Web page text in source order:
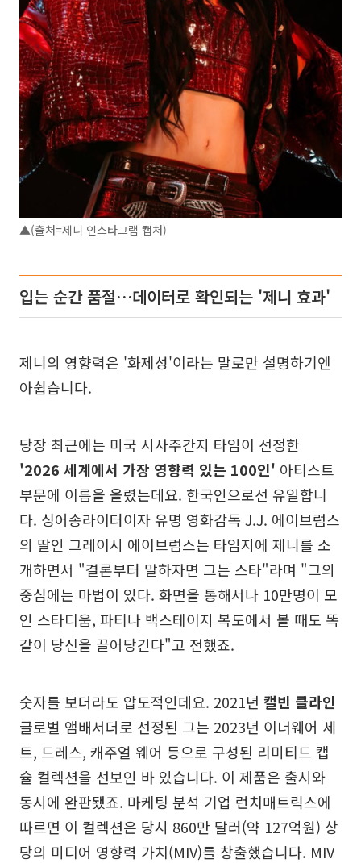
▲(출처=제니 인스타그램 캡처)
입는 순간 품절…데이터로 확인되는 '제니 효과'
제니의 영향력은 '화제성'이라는 말로만 설명하기엔
아쉽습니다.
당장 최근에는 미국 시사주간지 타임이 선정한
'2026 세계에서 가장 영향력 있는 100인' 아티스트
부문에 이름을 올렸는데요. 한국인으로선 유일합니
다. 싱어송라이터이자 유명 영화감독 J.J. 에이브럼스
의 딸인 그레이시 에이브럼스는 타임지에 제니를 소
개하면서 "결론부터 말하자면 그는 스타"라며 "그의
중심에는 마법이 있다. 화면을 통해서나 10만명이 모
인 스타디움, 파티나 백스테이지 복도에서 볼 때도 똑
같이 당신을 끌어당긴다"고 전했죠.
숫자를 보더라도 압도적인데요. 2021년 캘빈 클라인
글로벌 앰배서더로 선정된 그는 2023년 이너웨어 세
트, 드레스, 캐주얼 웨어 등으로 구성된 리미티드 캡
슐 컬렉션을 선보인 바 있습니다. 이 제품은 출시와
동시에 완판됐죠. 마케팅 분석 기업 런치매트릭스에
따르면 이 컬렉션은 당시 860만 달러(약 127억원) 상
당의 미디어 영향력 가치(MIV)를 창출했습니다. MIV